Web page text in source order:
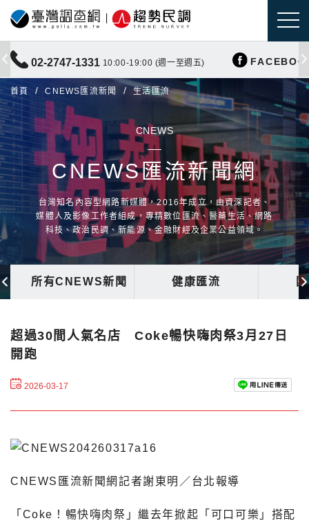
02-2747-1331 10:00-19:00 (週一至週五)
首頁 CNEWS匯流新聞 生活匯流
CNEWS
CNEWS匯流新聞網
台灣知名內容型網路新媒體，2016年成立，由資深記者、
媒體人及影像工作者組成，專精數位匯流、醫藥生活、網路
科技、政治民調、新能源、金融財經及企業公益領域。
所有CNEWS新聞 健康匯流
超過30間人氣名店 Coke暢快嗨肉祭3月27日
開跑
2026-03-17
CNEWS匯流新聞網記者謝東明／台北報導
「Coke！暢快嗨肉祭」繼去年掀起「可口可樂」搭配